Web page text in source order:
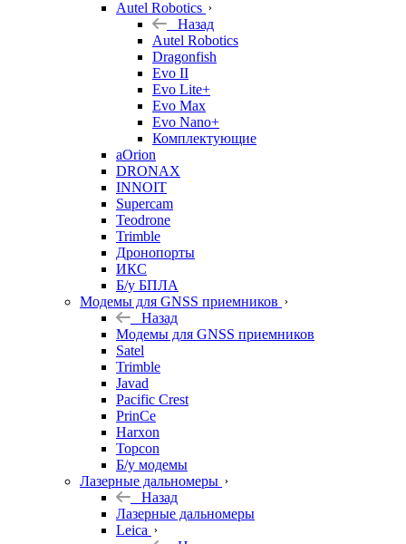
Autel Robotics
Назад
Autel Robotics
Dragonfish
Evo II
Evo Lite+
Evo Max
Evo Nano+
Комплектующие
aOrion
DRONAX
INNOIT
Supercam
Teodrone
Trimble
Дронопорты
ИКС
Б/у БПЛА
Модемы для GNSS приемников
Назад
Модемы для GNSS приемников
Satel
Trimble
Javad
Pacific Crest
PrinCe
Harxon
Topcon
Б/у модемы
Лазерные дальномеры
Назад
Лазерные дальномеры
Leica